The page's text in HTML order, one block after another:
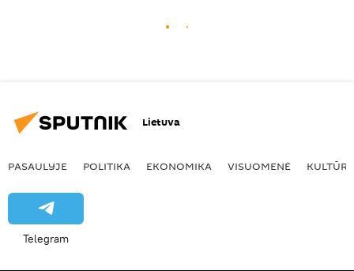
Lietuva
PASAULYJE POLITIKA EKONOMIKA VISUOMENĖ KULTŪRA
Telegram